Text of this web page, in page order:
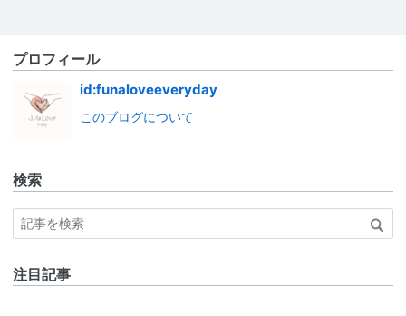
プロフィール
id:funaloveeveryday
このブログについて
検索
注目記事